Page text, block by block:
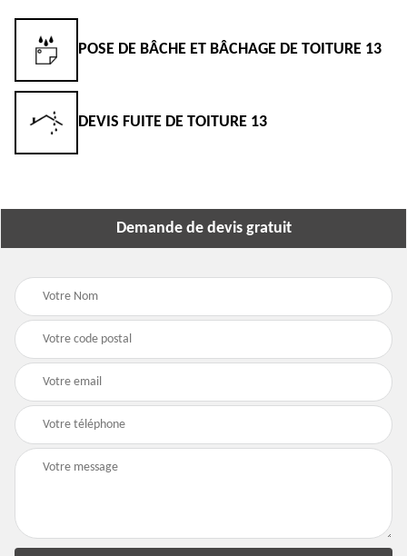
POSE DE BÂCHE ET BÂCHAGE DE TOITURE 13
DEVIS FUITE DE TOITURE 13
Demande de devis gratuit